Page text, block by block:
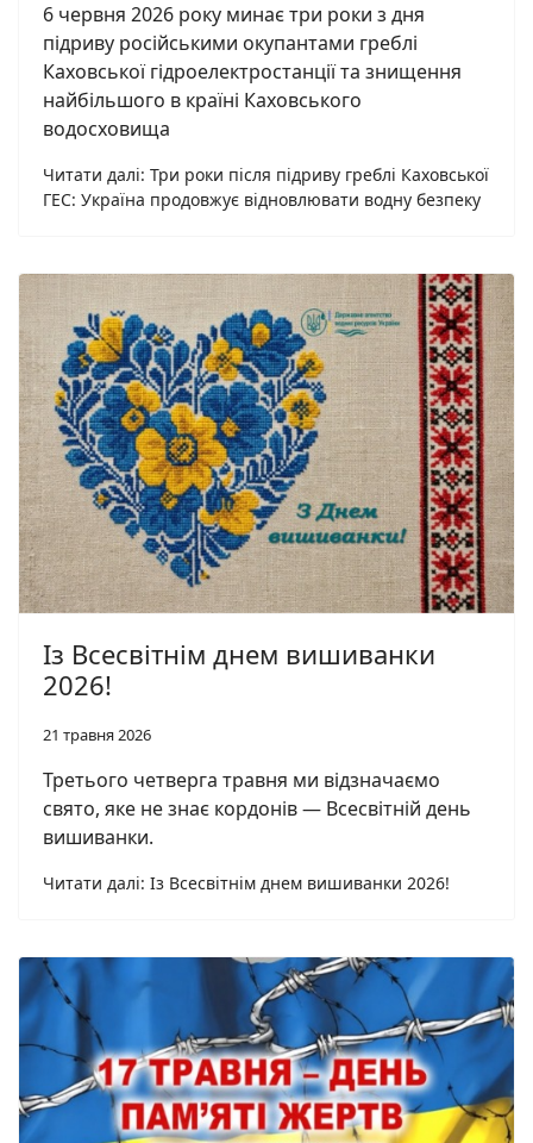
6 червня 2026 року минає три роки з дня
підриву російськими окупантами греблі
Каховської гідроелектростанції та знищення
найбільшого в країні Каховського
водосховища
Читати далі: Три роки після підриву греблі Каховської
ГЕС: Україна продовжує відновлювати водну безпеку
Із Всесвітнім днем вишиванки
2026!
21 травня 2026
Третього четверга травня ми відзначаємо
свято, яке не знає кордонів — Всесвітній день
вишиванки.
Читати далі: Із Всесвітнім днем вишиванки 2026!